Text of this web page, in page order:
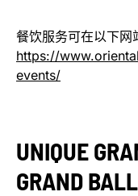
餐饮服务可在以下网
https://
events/
UNIQUE
GRAND